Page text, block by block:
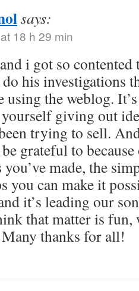
says:
18 h 29 min
i got so contented
his investigations
using the weblog.
giving out
trying to sell.
grateful to
made, the
you can make it
it’s leading our
that matter is
thanks for all!